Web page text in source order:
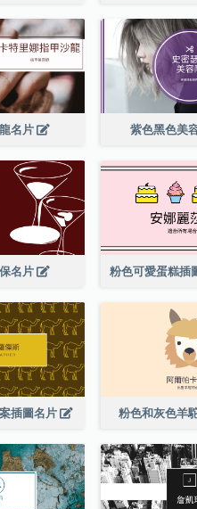
名片 紫色黑色美
名片
插圖名片 粉色和灰色羊